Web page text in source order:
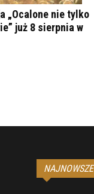
„Ocalone nie tylko
już 8 sierpnia w
NAJNOWSZE